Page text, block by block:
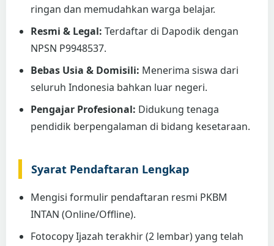
ringan dan memudahkan warga belajar.
Resmi & Legal: Terdaftar di Dapodik dengan
NPSN P9948537.
Bebas Usia & Domisili: Menerima siswa dari
seluruh Indonesia bahkan luar negeri.
Pengajar Profesional: Didukung tenaga
pendidik berpengalaman di bidang kesetaraan.
Syarat Pendaftaran Lengkap
Mengisi formulir pendaftaran resmi PKBM
INTAN (Online/Offline).
Fotocopy Ijazah terakhir (2 lembar) yang telah